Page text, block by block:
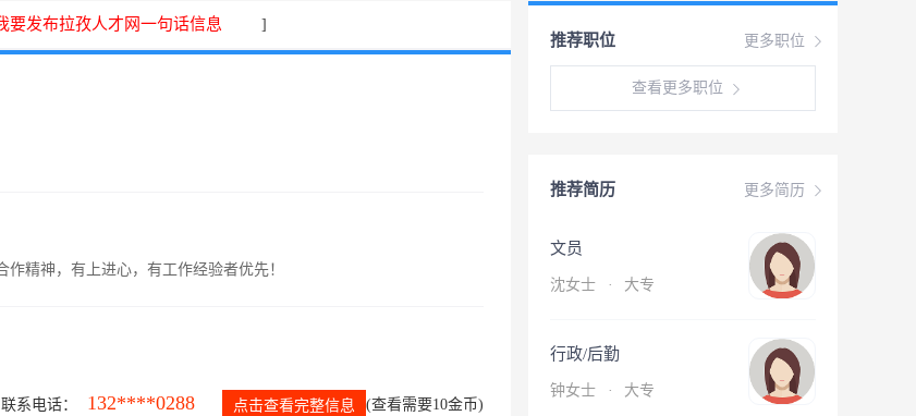
要发布拉孜人才网一句话信息 ]
精神，有上进心，有工作经验者优先！
联系电话： 132****0288 点击查看完整信息 (查看需要10金币)
更多职位
推荐职位
查看更多职位
更多简历
推荐简历
文员
沈女士 · 大专
行政/后勤
钟女士 · 大专